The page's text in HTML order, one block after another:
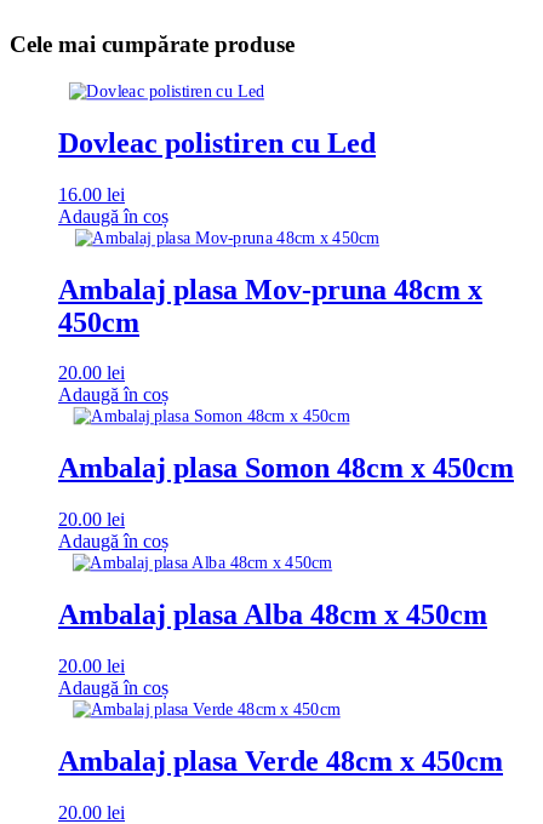
Cele mai cumpărate produse
Dovleac polistiren cu Led
16.00 lei
Adaugă în coș
Ambalaj plasa Mov-pruna 48cm x
450cm
20.00 lei
Adaugă în coș
Ambalaj plasa Somon 48cm x 450cm
20.00 lei
Adaugă în coș
Ambalaj plasa Alba 48cm x 450cm
20.00 lei
Adaugă în coș
Ambalaj plasa Verde 48cm x 450cm
20.00 lei